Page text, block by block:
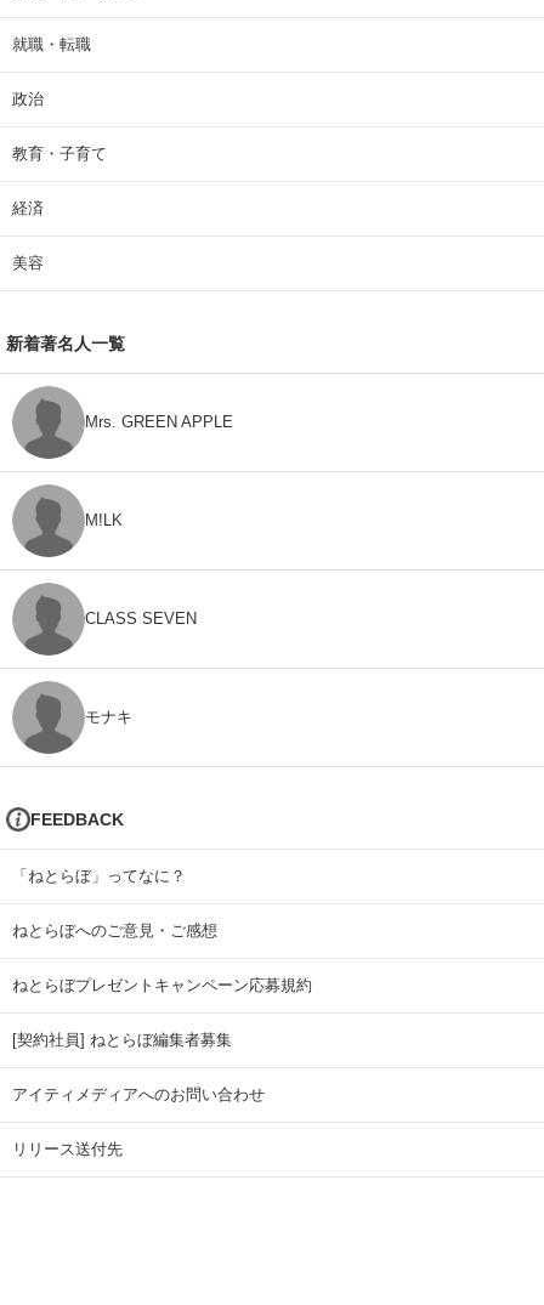
就職・転職
政治
教育・子育て
経済
美容
新着著名人一覧
Mrs. GREEN APPLE
M!LK
CLASS SEVEN
モナキ
FEEDBACK
「ねとらぼ」ってなに？
ねとらぼへのご意見・ご感想
ねとらぼプレゼントキャンペーン応募規約
[契約社員] ねとらぼ編集者募集
アイティメディアへのお問い合わせ
リリース送付先